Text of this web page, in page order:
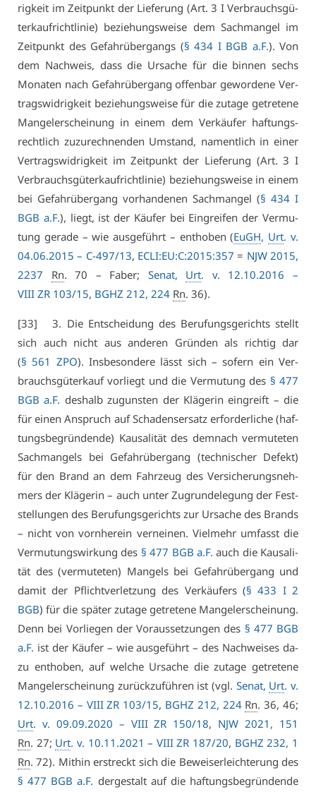
rig­keit im Zeit­punkt der Lie­fe­rung (Art. 3 I Ver­brauchs­gü­
terkauf­richt­li­nie) be­zie­hungs­wei­se dem Sach­man­gel im
Zeit­punkt des Ge­fahr­über­gangs (§ 434 I BGB a.F.). Von
dem Nach­weis, dass die Ur­sa­che für die bin­nen sechs
Mo­na­ten nach Ge­fahr­über­gang of­fen­bar ge­wor­de­ne Ver­
trags­wid­rig­keit be­zie­hungs­wei­se für die zu­ta­ge ge­tre­te­ne
Man­gel­er­schei­nung in ei­nem dem Ver­käu­fer haf­tungs­
recht­lich zu­zu­rech­nen­den Um­stand, na­ment­lich in ei­ner
Ver­trags­wid­rig­keit im Zeit­punkt der Lie­fe­rung (Art. 3 I
Ver­brauchs­gü­terkauf­richt­li­nie) be­zie­hungs­wei­se in ei­nem
bei Ge­fahr­über­gang vor­han­de­nen Sach­man­gel (§ 434 I
BGB a.F.), liegt, ist der Käu­fer bei Ein­grei­fen der Ver­mu­
tung ge­ra­de – wie aus­ge­führt – ent­ho­ben (EuGH, Urt. v.
04.06.2015 – C-497/13, ECLI:EU:C:2015:357 = NJW 2015,
2237
Rn. 70 – Fa­ber; Se­nat, Urt. v. 12.10.2016 –
VI­II ZR 103/15, BGHZ 212, 224 Rn. 36).
[33] 3. Die Ent­schei­dung des Be­ru­fungs­ge­richts stellt
sich auch nicht aus an­de­ren Grün­den als rich­tig dar
(§ 561 ZPO). Ins­be­son­de­re lässt sich – so­fern ein Ver­
brauchs­gü­ter­kauf vor­liegt und die Ver­mu­tung des § 477
BGB a.F. des­halb zu­guns­ten der Klä­ge­rin ein­greift – die
für ei­nen An­spruch auf Scha­dens­er­satz er­for­der­li­che (haf­
tungs­be­grün­den­de) Kau­sa­li­tät des dem­nach ver­mu­te­ten
Sach­man­gels bei Ge­fahr­über­gang (tech­ni­scher De­fekt)
für den Brand an dem Fahr­zeug des Ver­si­che­rungs­neh­
mers der Klä­ge­rin – auch un­ter Zu­grun­de­le­gung der Fest­
stel­lun­gen des Be­ru­fungs­ge­richts zur Ur­sa­che des Brands
– nicht von vorn­her­ein ver­nei­nen. Viel­mehr um­fasst die
Ver­mu­tungs­wir­kung des § 477 BGB a.F. auch die Kau­sa­li­
tät des (ver­mu­te­ten) Man­gels bei Ge­fahr­über­gang und
da­mit der Pflicht­ver­let­zung des Ver­käu­fers (§ 433 I 2
BGB) für die spä­ter zu­ta­ge ge­tre­te­ne Man­gel­er­schei­nung.
Denn bei Vor­lie­gen der Vor­aus­set­zun­gen des § 477 BGB
a.F. ist der Käu­fer – wie aus­ge­führt – des Nach­wei­ses da­
zu ent­ho­ben, auf wel­che Ur­sa­che die zu­ta­ge ge­tre­te­ne
Man­gel­er­schei­nung zu­rück­zu­füh­ren ist (vgl. Se­nat, Urt. v.
12.10.2016 – VI­II ZR 103/15, BGHZ 212, 224 Rn. 36, 46;
Urt. v. 09.09.2020 – VI­II ZR 150/18, NJW 2021, 151
Rn. 27; Urt. v. 10.11.2021 – VI­II ZR 187/20, BGHZ 232, 1
Rn. 72). Mit­hin er­streckt sich die Be­wei­ser­leich­te­rung des
§ 477 BGB a.F. der­ge­stalt auf die haf­tungs­be­grün­den­de